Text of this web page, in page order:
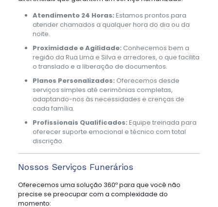
Atendimento 24 Horas: Estamos prontos para
atender chamados a qualquer hora do dia ou da
noite.
Proximidade e Agilidade: Conhecemos bem a
região da Rua Lima e Silva e arredores, o que facilita
o translado e a liberação de documentos.
Planos Personalizados: Oferecemos desde
serviços simples até cerimônias completas,
adaptando-nos às necessidades e crenças de
cada família.
Profissionais Qualificados: Equipe treinada para
oferecer suporte emocional e técnico com total
discrição.
Nossos Serviços Funerários
Oferecemos uma solução 360º para que você não
precise se preocupar com a complexidade do
momento: